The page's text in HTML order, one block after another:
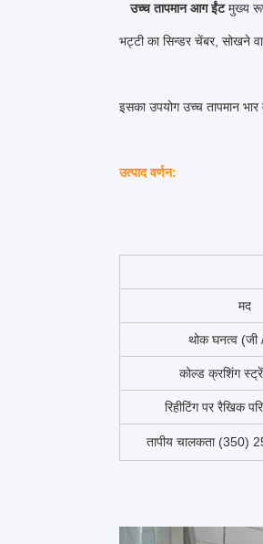
उच्च तापमान आग ईंटमुख्य
भट्टी का सिन्डर चेंबर, सोखने
इसका उपयोग उच्च तापमान
उत्पाद वर्णन:
मद
थोक घनत्व (जी
कोल्ड क्रशिंग
रिहीटिंग पर रैखिक
तापीय चालकता (350)